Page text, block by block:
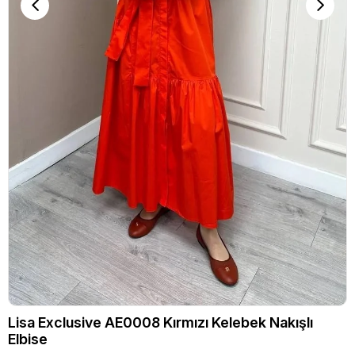
Lisa Exclusive AE0008 Kırmızı Kelebek Nakışlı
Elbise